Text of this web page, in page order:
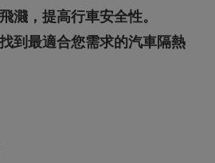
濺，提高行車安全性。
到最適合您需求的汽車隔熱